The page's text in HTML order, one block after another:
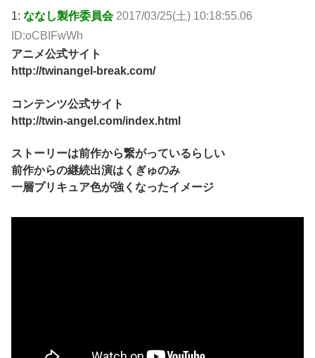
1: ななし製作委員会 2017/03/25(土) 10:18:55.06
ID:oCBIFwWh
アニメ公式サイト
http://twinangel-break.com/
コンテンツ公式サイト
http://twin-angel.com/index.html
ストーリーは前作から繋がっているらしい
前作からの継続出演はくぎゅのみ
一層プリキュア色が強くなったイメージ